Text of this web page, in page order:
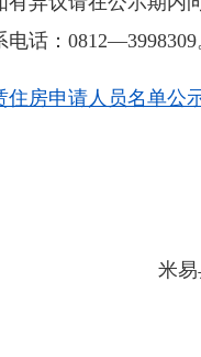
话：0812—3998309
住房申请人员名单公
米